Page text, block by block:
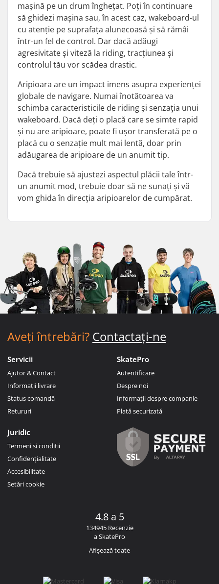
mașină pe un drum înghețat. Poți în continuare
să ghidezi mașina sau, în acest caz, wakeboard-ul
cu atenție pe suprafața alunecoasă și să rămâi
într-un fel de control. Dar dacă adăugi
agresivitate și viteză la riding, tracțiunea și
controlul tău vor scădea drastic.
Aripioara are un impact imens asupra experienței
globale de navigare. Numai înotătoarea va
schimba caracteristicile de riding și senzația unui
wakeboard. Dacă deți o placă care se simte rapid
și nu are aripioare, poate fi ușor transferată pe o
placă cu o senzație mult mai lentă, doar prin
adăugarea de aripioare de un anumit tip.
Dacă trebuie să ajustezi aspectul plăcii tale într-
un anumit mod, trebuie doar să ne sunați și vă
vom ghida în direcția aripioarelor de cumpărat.
Aveți întrebări? Contactați-ne
Servicii
Ajutor & Contact
Informații livrare
Status comandă
Retururi
SkatePro
Autentificare
Despre noi
Informații despre companie
Plată securizată
Juridic
Termeni si condiții
Confidențialitate
Accesibilitate
Setări cookie
4.8 a 5
134945 Recenzie
a SkatePro
Afișează toate